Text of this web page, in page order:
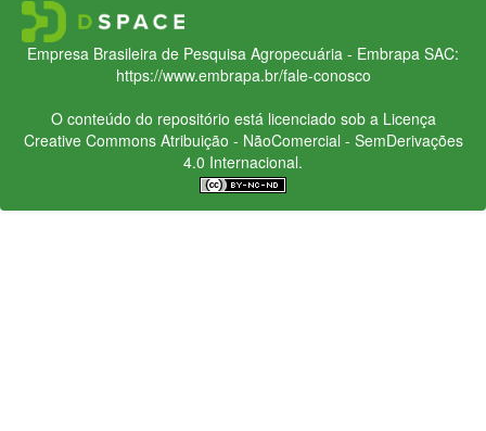
Empresa Brasileira de Pesquisa Agropecuária - Embrapa SAC:
https://www.embrapa.br/fale-conosco
O conteúdo do repositório está licenciado sob a Licença
Creative CommonsAtribuição - NãoComercial - SemDerivações
4.0 Internacional.